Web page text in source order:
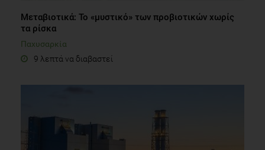
Μεταβιοτικά: Το «μυστικό» των προβιοτικών χωρίς
τα ρίσκα
Παχυσαρκία
9 λεπτά να διαβαστεί